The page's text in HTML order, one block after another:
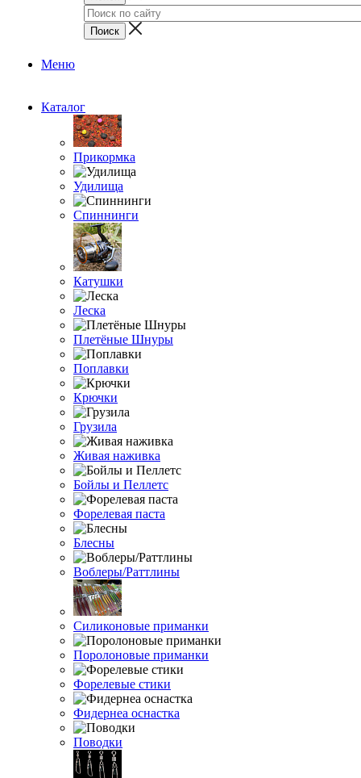
Меню
Каталог
Прикормка
Удилища
Спиннинги
Катушки
Леска
Плетёные Шнуры
Поплавки
Крючки
Грузила
Живая наживка
Бойлы и Пеллетс
Форелевая паста
Блесны
Воблеры/Раттлины
Силиконовые приманки
Поролоновые приманки
Форелевые стики
Фидернеа оснастка
Поводки